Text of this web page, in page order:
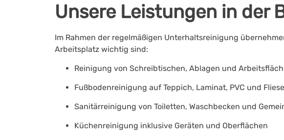
Unsere Leistungen in der
Im Rahmen der regelmäßigen Unterhaltsreinigung
Arbeitsplatz wichtig sind:
Reinigung von Schreibtischen, Ablagen und
Fußbodenreinigung auf Teppich, Laminat, PVC und
Sanitärreinigung von Toiletten, Waschbecken und
Küchenreinigung inklusive Geräten und Oberflächen